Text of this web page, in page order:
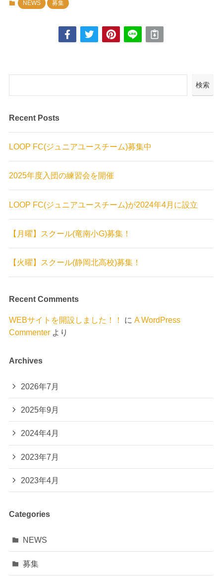
NEWS 募集
検索
Recent Posts
LOOP FC(ジュニアユースチーム)募集中
2025年度入団の練習会を開催
LOOP FC(ジュニアユースチーム)が2024年4月に設立
【月曜】スクール(竜南小G)募集！
【火曜】スクール(静岡北高校)募集！
Recent Comments
WEBサイトを開設しました！！ に A WordPress
Commenterより
Archives
2026年7月
2025年9月
2024年4月
2023年7月
2023年4月
Categories
NEWS
募集